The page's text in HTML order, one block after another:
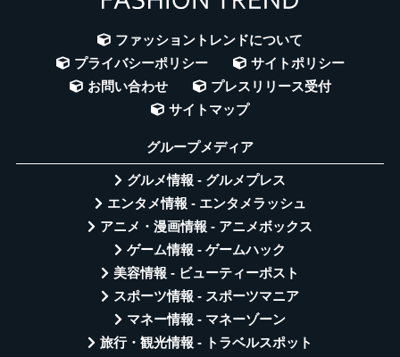
ファッショントレンドについて
プライバシーポリシー
サイトポリシー
お問い合わせ
プレスリリース受付
サイトマップ
グループメディア
グルメ情報 - グルメプレス
エンタメ情報 - エンタメラッシュ
アニメ・漫画情報 - アニメボックス
ゲーム情報 - ゲームハック
美容情報 - ビューティーポスト
スポーツ情報 - スポーツマニア
マネー情報 - マネーゾーン
旅行・観光情報 - トラベルスポット